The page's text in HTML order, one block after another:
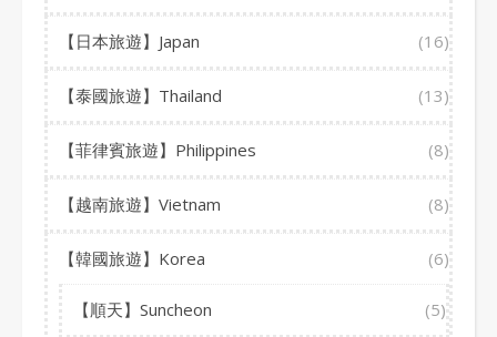
【日本旅遊】Japan (16)
【泰國旅遊】Thailand (13)
【菲律賓旅遊】Philippines (8)
【越南旅遊】Vietnam (8)
【韓國旅遊】Korea (6)
【順天】Suncheon (5)